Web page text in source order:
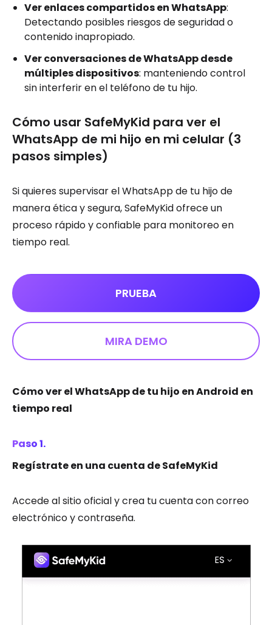
Ver enlaces compartidos en WhatsApp:
Detectando posibles riesgos de seguridad o
contenido inapropiado.
Ver conversaciones de WhatsApp desde
múltiples dispositivos: manteniendo control
sin interferir en el teléfono de tu hijo.
Cómo usar SafeMyKid para ver el
WhatsApp de mi hijo en mi celular (3
pasos simples)
Si quieres supervisar el WhatsApp de tu hijo de
manera ética y segura, SafeMyKid ofrece un
proceso rápido y confiable para monitoreo en
tiempo real.
PRUEBA
MIRA DEMO
Cómo ver el WhatsApp de tu hijo en Android en
tiempo real
Paso 1.
Regístrate en una cuenta de SafeMyKid
Accede al sitio oficial y crea tu cuenta con correo
electrónico y contraseña.